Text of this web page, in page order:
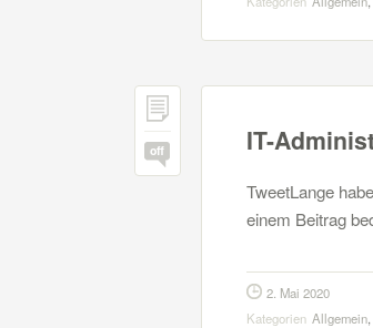
off IT-
TweetLange
einem Beitrag
2. Mai 2020
Kategorien Allgemein,